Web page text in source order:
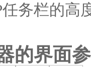
务栏的高
的界面